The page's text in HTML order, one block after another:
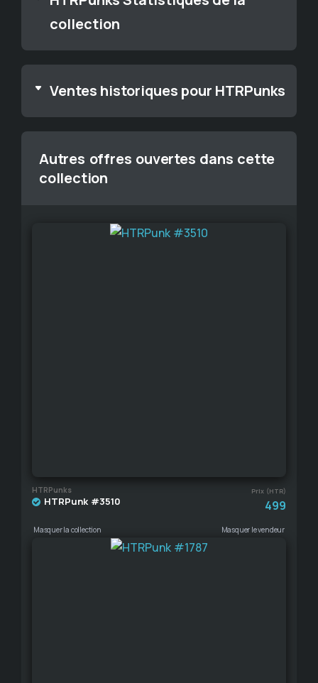
collection
Ventes historiques pour HTRPunks
Autres offres ouvertes dans cette
collection
HTRPunks Prix (HTR)
HTRPunk #3510 499
Masquer la collection Masquer le vendeur